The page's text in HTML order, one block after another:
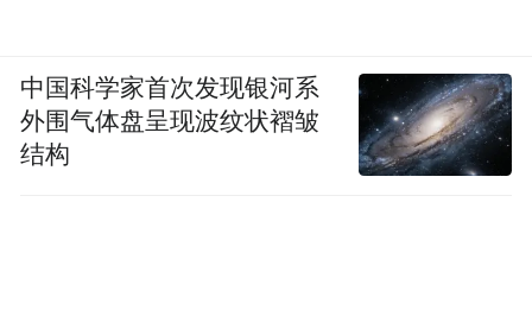
中国科学家首次发现银河系
外围气体盘呈现波纹状褶皱
结构